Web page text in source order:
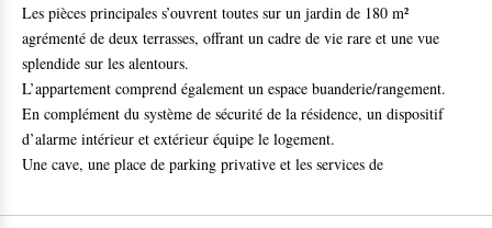
Les pièces principales s’ouvrent toutes sur un jardin de 180 m²
agrémenté de deux terrasses, offrant un cadre de vie rare et une vue
splendide sur les alentours.
L’appartement comprend également un espace buanderie/rangement.
En complément du système de sécurité de la résidence, un dispositif
d’alarme intérieur et extérieur équipe le logement.
Une cave, une place de parking privative et les services de
trouvent à proximité immédiate.